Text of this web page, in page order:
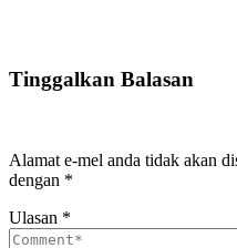
Tinggalkan Balasan
Alamat e-mel anda tidak akan
dengan *
Ulasan *